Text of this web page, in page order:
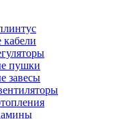
пушки
завесы